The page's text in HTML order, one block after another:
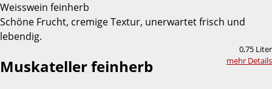
Weisswein feinherb
Schöne Frucht, cremige Textur, unerwartet frisch und
lebendig.
0,75 Liter
mehr Details
Muskateller feinherb